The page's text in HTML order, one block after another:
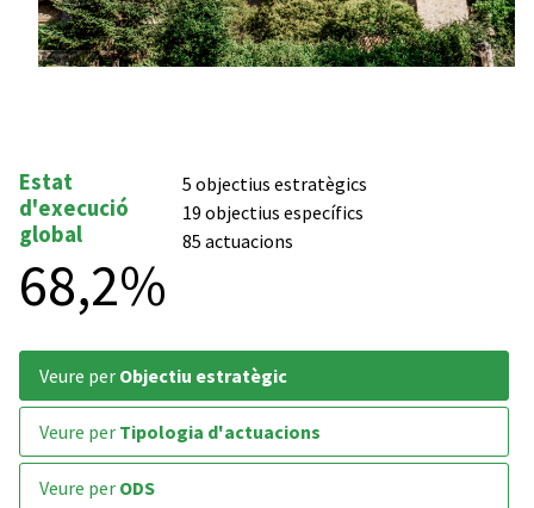
Estat
d'execució
global
68,2%
5 objectius estratègics
19 objectius específics
85 actuacions
veure per Objectiu estratègic
veure per Tipologia d'actuacions
veure per ODS